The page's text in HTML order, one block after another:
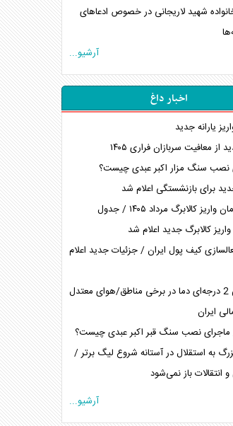
شهید لاریجانی در خصوص ادعاهای
آرشیو...
اخبار داغ
یارانه جدید
از معافیت سربازان فراری ۱۴۰۵
نصب سنگ مزار اکبر عبدی چیست؟
برای بازنشستگی اعلام شد
تغییر زمان واریز کالابرگ مرداد ۱۴۰۵ / جدول
کالابرگ جدید اعلام شد
کیف پول ایران / جزئیات جدید اعلام
افزایش 2 درجه‌ای دما در برخی مناطق/هوای معتدل
ایران
نصب سنگ قبر اکبر عبدی چیست؟
به استقلال در آستانه شروع لیگ برتر /
انتقالات باز نمی‌شود
آرشیو...